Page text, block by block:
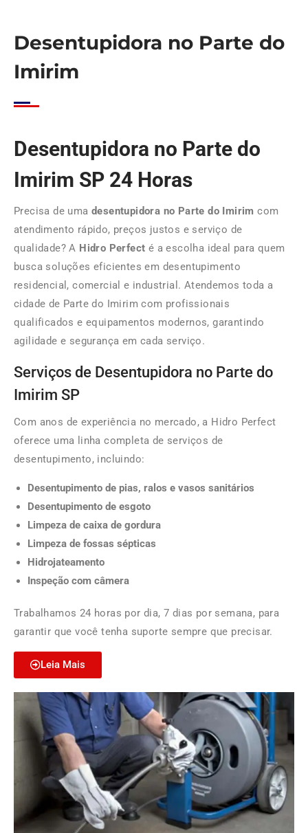
Desentupidora no Parte do
Imirim
Desentupidora no Parte do
Imirim SP 24 Horas
Precisa de uma desentupidora no Parte do Imirim com
atendimento rápido, preços justos e serviço de
qualidade? A Hidro Perfect é a escolha ideal para quem
busca soluções eficientes em desentupimento
residencial, comercial e industrial. Atendemos toda a
cidade de Parte do Imirim com profissionais
qualificados e equipamentos modernos, garantindo
agilidade e segurança em cada serviço.
Serviços de Desentupidora no Parte do
Imirim SP
Com anos de experiência no mercado, a Hidro Perfect
oferece uma linha completa de serviços de
desentupimento, incluindo:
Desentupimento de pias, ralos e vasos sanitários
Desentupimento de esgoto
Limpeza de caixa de gordura
Limpeza de fossas sépticas
Hidrojateamento
Inspeção com câmera
Trabalhamos 24 horas por dia, 7 dias por semana, para
garantir que você tenha suporte sempre que precisar.
Leia Mais